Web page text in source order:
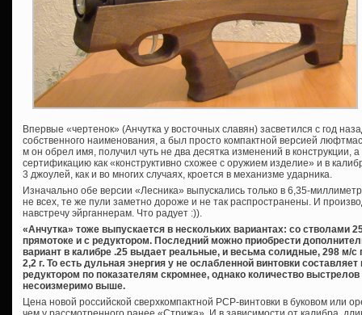
Впервые «чертенок» (Анчутка у восточных славян) засветился с год
собственного наименования, а был просто компактной версией
м он обрел имя, получил чуть не два десятка изменений в конструкции,
сертификацию как «конструктивно схожее с оружием изделие» и в
3 джоулей, как и во многих случаях, кроется в механизме ударника.
Изначально обе версии «Лесника» выпускались только в 6,35-
не всех, те же пули заметно дороже и не так распространены. И
навстречу эйрганнерам. Что радует :)).
«Анчутка» тоже выпускается в нескольких вариантах: со стволами
прямотоке и с редуктором. Последний можно приобрести
вариант в калибре .25 выдает реальные, и весьма солидные, 298 м/
2,2 г. То есть дульная энергия у не ослабленной винтовки
редуктором по показателям скромнее, однако количество
несоизмеримо выше.
Цена новой российской сверхкомпактной PCP-винтовки в буковом или